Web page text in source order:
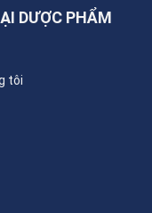
DƯỢC PHẨM
tôi